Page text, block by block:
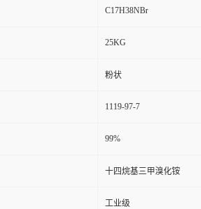
C17H38NBr
25KG
粉状
1119-97-7
99%
十四烷基三甲溴化铵
工业级